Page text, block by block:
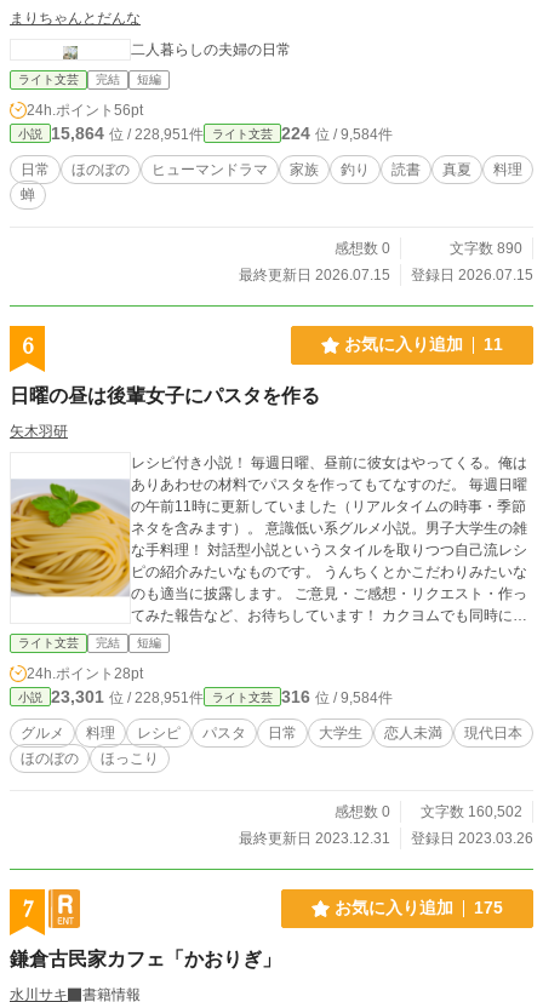
まりちゃんとだんな
二人暮らしの夫婦の日常
ライト文芸 完結 短編
24h.ポイント 56pt
小説 15,864 位 / 228,951件 ライト文芸 224 位 / 9,584件
日常 ほのぼの ヒューマンドラマ 家族 釣り 読書 真夏
料理
蝉
感想数 0
文字数 890
最終更新日 2026.07.15
登録日 2026.07.15
6 お気に入り追加 11
日曜の昼は後輩女子にパスタを作る
矢木羽研
レシピ付き小説！ 毎週日曜、昼前に彼女はやってくる。俺は
ありあわせの材料でパスタを作ってもてなすのだ。 毎週日曜
の午前11時に更新していました（リアルタイムの時事・季節
ネタを含みます）。 意識低い系グルメ小説。男子大学生の雑
な手料理！ 対話型小説というスタイルを取りつつ自己流レシ
ピの紹介みたいなものです。 うんちくとかこだわりみたいな
のも適当に披露します。 ご意見・ご感想・リクエスト・作っ
てみた報告など、お待ちしています！ カクヨムでも同時に掲
載しています（もともと2023年3月26日公開なのは6話のみ
で、それ以前の話は1週ずつ前に公開していました）。 続編
も書きました。『新生活はパスタとともに』 https://www.alph
apolis.co.jp/novel/668119599/705868296 一番下のフリース
ペースからもリンクを貼ってあります。
ライト文芸 完結 短編
24h.ポイント 28pt
小説 23,301 位 / 228,951件 ライト文芸 316 位 / 9,584件
グルメ 料理 レシピ パスタ 日常 大学生 恋人未満
現代日本
ほのぼの
ほっこり
感想数 0
文字数 160,502
最終更新日 2023.12.31
登録日 2023.03.26
7 お気に入り追加 175
鎌倉古民家カフェ「かおりぎ」
水川サキ 書籍情報